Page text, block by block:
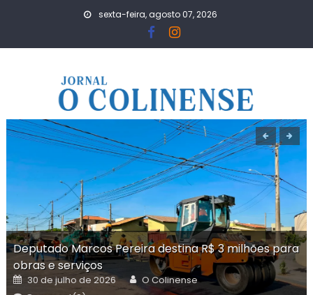
sexta-feira, agosto 07, 2026
Deputado Marcos Pereira destina R$ 3 milhões para
obras e serviços
Posted
on
30 de julho de 2026 Author
O Colinense